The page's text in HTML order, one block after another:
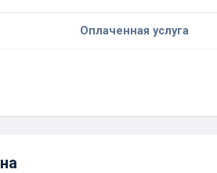
Оплаченная услуга